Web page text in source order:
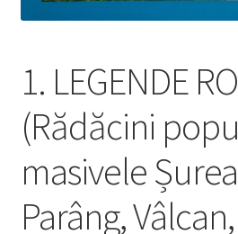
1. LEGENDE
(Rădăcini
masivele
Parâng,